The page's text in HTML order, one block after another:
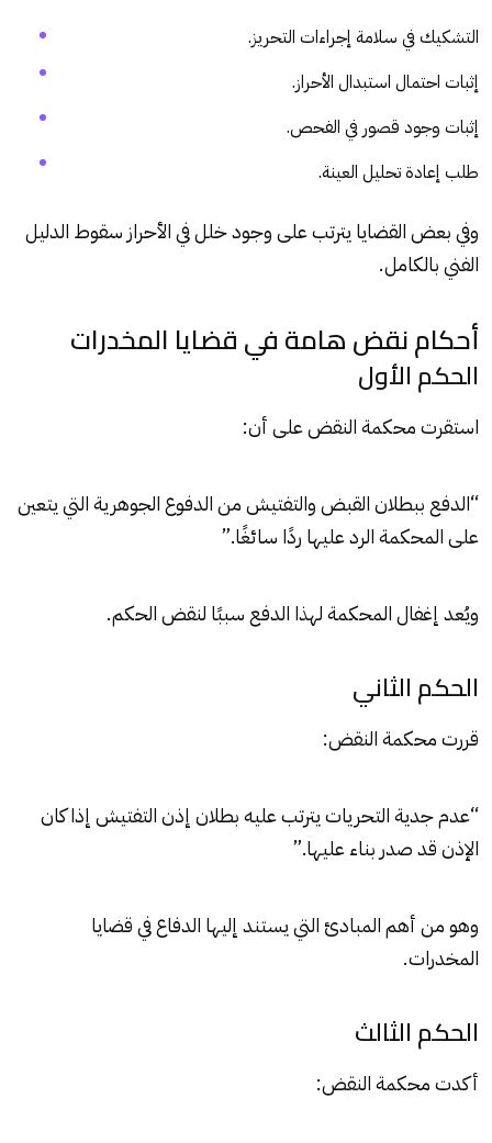
التشكيك في سلامة إجراءات التحريز.
إثبات احتمال استبدال الأحراز.
إثبات وجود قصور في الفحص.
طلب إعادة تحليل العينة.
وفي بعض القضايا يترتب على وجود خلل في الأحراز سقوط الدليل
الفني بالكامل.
أحكام نقض هامة في قضايا المخدرات
الحكم الأول
استقرت محكمة النقض على أن:
“الدفع ببطلان القبض والتفتيش من الدفوع الجوهرية التي يتعين
على المحكمة الرد عليها ردًا سائغًا.”
ويُعد إغفال المحكمة لهذا الدفع سببًا لنقض الحكم.
الحكم الثاني
قررت محكمة النقض:
“عدم جدية التحريات يترتب عليه بطلان إذن التفتيش إذا كان
الإذن قد صدر بناء عليها.”
وهو من أهم المبادئ التي يستند إليها الدفاع في قضايا
المخدرات.
الحكم الثالث
أكدت محكمة النقض: